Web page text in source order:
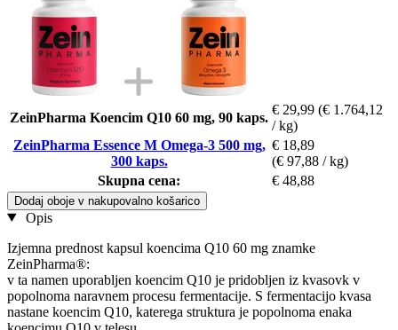
ZeinPharma Koencim Q10 60 mg, 90 kaps.
€ 29,99 (€ 1.764,12
/ kg)
ZeinPharma Essence M Omega-3 500 mg,
300 kaps.
€ 18,89
(€ 97,88 / kg)
Skupna cena:
€ 48,88
Dodaj oboje v nakupovalno košarico
Opis
Izjemna prednost kapsul koencima Q10 60 mg znamke
ZeinPharma®:
v ta namen uporabljen koencim Q10 je pridobljen iz kvasovk v
popolnoma naravnem procesu fermentacije. S fermentacijo kvasa
nastane koencim Q10, katerega struktura je popolnoma enaka